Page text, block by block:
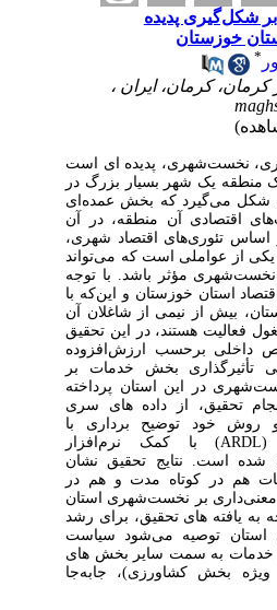
شکل‌گیری پدیده
خوزستان
کرمان، ایران ،
،نخست‌شهری، پدیده ای است
منطقهیک شهر بسیار بزرگ در
می‌گیرد که بخش عمده‌ای
اقتصادی آن منطقه، در آن
تئوری‌های اقتصاد شهری،
از عواملی است که می‌تواند
مؤثر باشد. با توجه
استان خوزستان و این‌که با
بیش از نیمی از شاغلان آن
هستند، در این تحقیق
داخلی بر‌حسب ارزش‌افزوده
بخش خدمات بر
در این استان پرداخته
تحقیق، از داده های سری
1390-1370 و روش خود توضیح برداری با
ARDL
)با کمک نرم‌افزار
شده است. نتایج تحقیق نشان
هم در کوتاه مدت و هم در
داری بر نخست‌شهری استان
یافته های تحقیق، برای رشد
توصیه می‌شودسیاست
به سمت سایر بخش های
بخش کشاورزی)، جابه‌جا